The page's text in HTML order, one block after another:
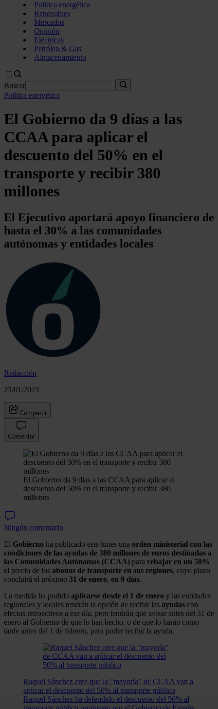
Política energética
Renovables
Mercados
Opinión
Eléctricas
Petróleo & Gas
Almacenamiento
Buscar
Política energética
El Gobierno da 9 días a las
CCAA para aplicar el
descuento del 50% en el
transporte y recibir 380
millones
El Ejecutivo aportará apoyo financiero de
hasta el 30% a las comunidades
autónomas y entidades locales
Redacción
23/01/2023
Compartir
Comentar
El Gobierno da 9 días a las CCAA para aplicar el
descuento del 50% en el transporte y recibir 380
millones
Ningún comentario
El Gobierno ha publicado este lunes una orden ministerial con las
condiciones de las ayudas de 380 millones de euros destinadas a
las Comunidades Autónomas (CCAA) para rebajar en un 50%
el precio de los abonos de transporte en sus regiones, cuyo plazo
concluirá el próximo 31 de enero, en 9 días.
La medida ha podido aplicarse desde el 1 de enero y las entidades
regionales y locales tendrán la opción de recibir las ayudas con
efectos retroactivos a ese día, pero tendrán que avisar antes del 31 de
enero al Gobierno de que lo han hecho, o de que lo harán como
tarde antes del 1 de febrero, para poder recibir la ayuda.
Raquel Sánchez cree que la "mayoría" de CCAA van a
aplicar el descuento del 50% al transporte público
Raquel Sánchez ha defendido el descuento del 50% al